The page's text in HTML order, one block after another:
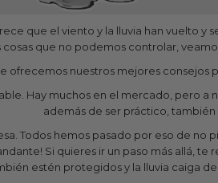
que el viento y la lluvia han vuelto y
cosas que no podemos controlar,
ofrecemos nuestros mejores consejos
Hay muchos en el mercado, pero
además de ser práctico,
Todos hemos pasado por eso de
Si quieres ir un paso más allá,
estén protegidos y la lluvia caiga